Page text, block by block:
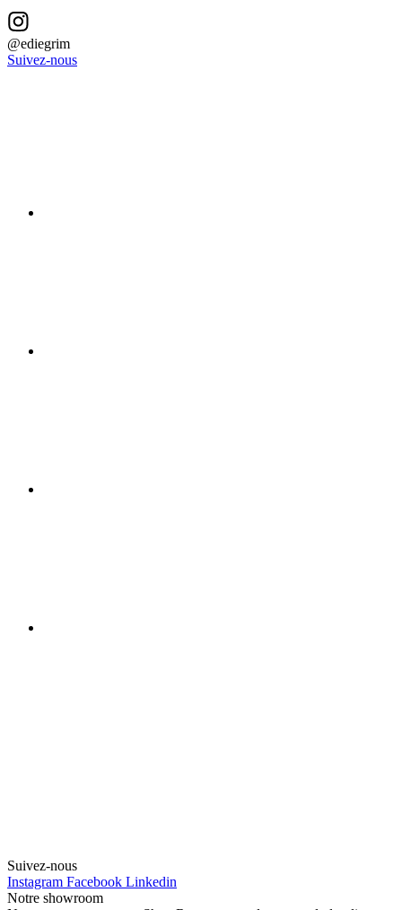
@ediegrim
Suivez-nous
Suivez-nous
Instagram Facebook Linkedin
Notre showroom